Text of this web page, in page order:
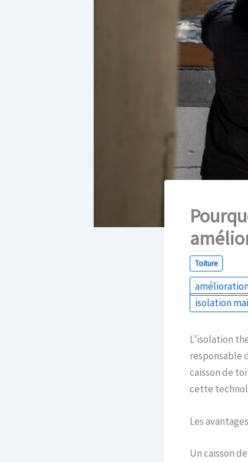
Toiture
isolation
L’isolation
responsable
caisson de
cette
Les
Un caisson de